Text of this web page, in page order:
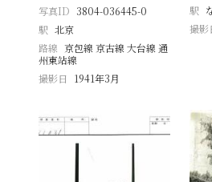
写真ID 3804-036445-0
駅 北京
路線 京包線 京古線 大台線 通
州東站線
撮影日
1941年3月
駅
撮影